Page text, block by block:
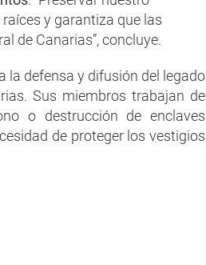
y garantiza que las
de Canarias”, concluye.
la defensa y difusión del legado
Sus miembros trabajan de
o destrucción de enclaves
de proteger los vestigios